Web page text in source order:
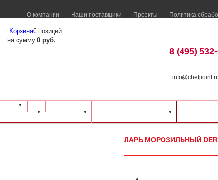
О компании Наши поставщики Проекты Политика
Корзина0 позиций
на сумму 0 руб.
8 (495)
Оборудование для ресторанов и кафе
ЛАРЬ МОРОЗИЛЬНЫЙ